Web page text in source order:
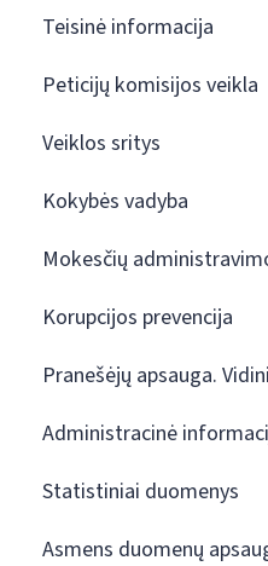
Teisinė informacija
Peticijų komisijos veikla
Veiklos sritys
Kokybės vadyba
Mokesčių
Korupcijos prevencija
Pranešėjų apsauga.
Administracinė
Statistiniai duomenys
Asmens duomenų